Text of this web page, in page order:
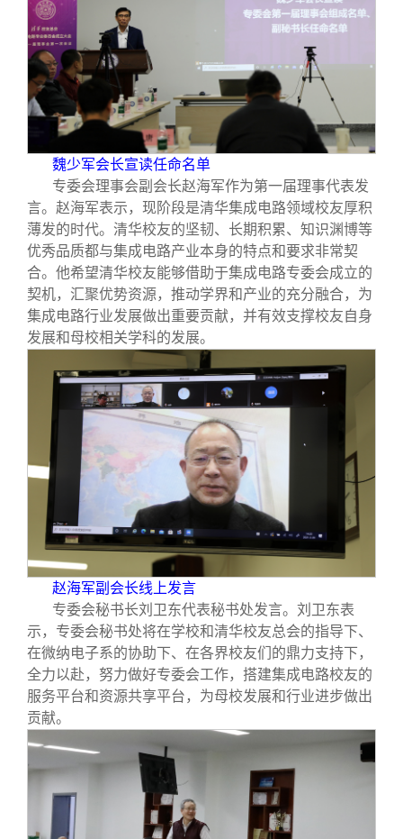
魏少军会长宣读任命名单
专委会理事会副会长赵海军作为第一届理事代表发
言。赵海军表示，现阶段是清华集成电路领域校友厚积
薄发的时代。清华校友的坚韧、长期积累、知识渊博等
优秀品质都与集成电路产业本身的特点和要求非常契
合。他希望清华校友能够借助于集成电路专委会成立的
契机，汇聚优势资源，推动学界和产业的充分融合，为
集成电路行业发展做出重要贡献，并有效支撑校友自身
发展和母校相关学科的发展。
赵海军副会长线上发言
专委会秘书长刘卫东代表秘书处发言。刘卫东表
示，专委会秘书处将在学校和清华校友总会的指导下、
在微纳电子系的协助下、在各界校友们的鼎力支持下，
全力以赴，努力做好专委会工作，搭建集成电路校友的
服务平台和资源共享平台，为母校发展和行业进步做出
贡献。